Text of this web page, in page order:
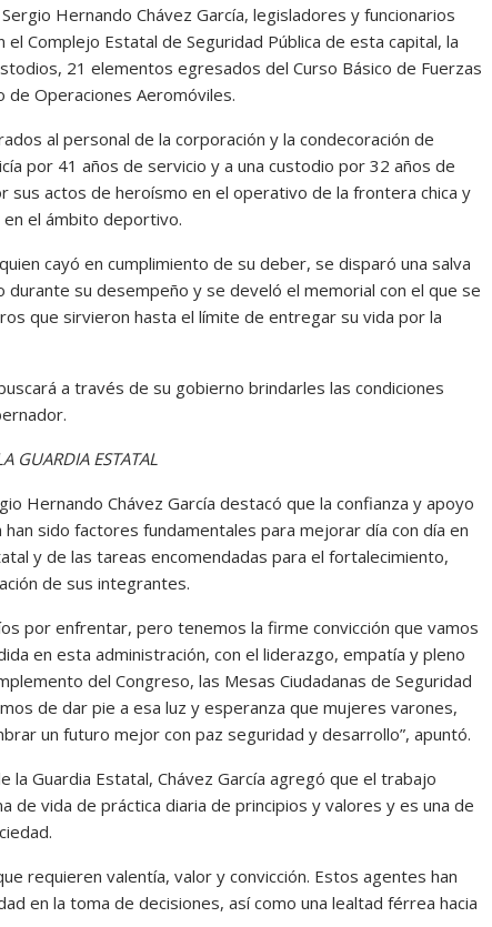
Hernando Chávez García, legisladores y funcionarios
Complejo Estatal de Seguridad Pública de esta capital, la
21 elementos egresados del Curso Básico de Fuerzas
de Operaciones Aeromóviles.
al personal de la corporación y la condecoración de
por 41 años de servicio y a una custodio por 32 años de
sus actos de heroísmo en el operativo de la frontera chica y
el ámbito deportivo.
cayó en cumplimiento de su deber, se disparó una salva
su desempeño y se develó el memorial con el que se
que sirvieron hasta el límite de entregar su vida por la
a través de su gobierno brindarles las condiciones
GUARDIA ESTATAL
Hernando Chávez García destacó que la confianza y apoyo
sido factores fundamentales para mejorar día con día en
y de las tareas encomendadas para el fortalecimiento,
de sus integrantes.
por enfrentar, pero tenemos la firme convicción que vamos
en esta administración, con el liderazgo, empatía y pleno
del Congreso, las Mesas Ciudadanas de Seguridad
de dar pie a esa luz y esperanza que mujeres varones,
un futuro mejor con paz seguridad y desarrollo”, apuntó.
Guardia Estatal, Chávez García agregó que el trabajo
de vida de práctica diaria de principios y valores y es una de
requieren valentía, valor y convicción. Estos agentes han
en la toma de decisiones, así como una lealtad férrea hacia